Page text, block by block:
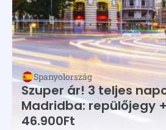
Spanyolország
Szuper ár! 3 teljes
Madridba: repülőjegy
46.900Ft